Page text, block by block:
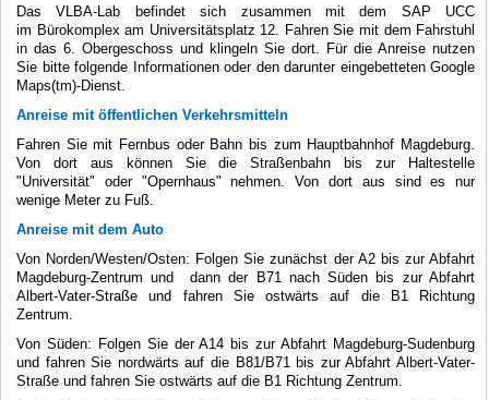
Das VLBA-Lab befindet sich zusammen mit dem SAP UCC
im Bürokomplex am Universitätsplatz 12. Fahren Sie mit dem Fahrstuhl
in das 6. Obergeschoss und klingeln Sie dort. Für die Anreise nutzen
Sie bitte folgende Informationen oder den darunter eingebetteten Google
Maps(tm)-Dienst.
Anreise mit öffentlichen Verkehrsmitteln
Fahren Sie mit Fernbus oder Bahn bis zum Hauptbahnhof Magdeburg.
Von dort aus können Sie die Straßenbahn bis zur Haltestelle
"Universität" oder "Opernhaus" nehmen. Von dort aus sind es nur
wenige Meter zu Fuß.
Anreise mit dem Auto
Von Norden/Westen/Osten: Folgen Sie zunächst der A2 bis zur Abfahrt
Magdeburg-Zentrum und dann der B71 nach Süden bis zur Abfahrt
Albert-Vater-Straße und fahren Sie ostwärts auf die B1 Richtung
Zentrum.
Von Süden: Folgen Sie der A14 bis zur Abfahrt Magdeburg-Sudenburg
und fahren Sie nordwärts auf die B81/B71 bis zur Abfahrt Albert-Vater-
Straße und fahren Sie ostwärts auf die B1 Richtung Zentrum.